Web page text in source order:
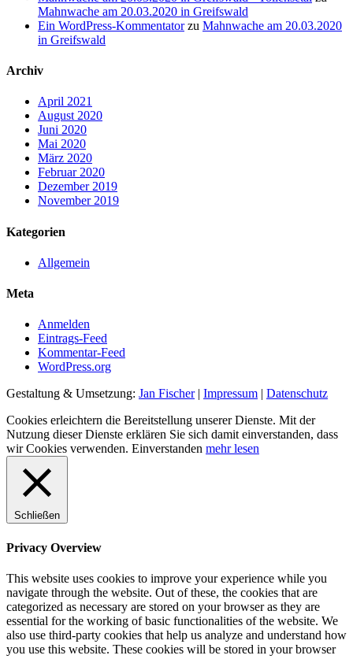
Mahnwache am 20.03.2020 in Greifswald
Ein WordPress-Kommentatorzu Mahnwache am 20.03.2020
in Greifswald
Archiv
April 2021
August 2020
Juni 2020
Mai 2020
März 2020
Februar 2020
Dezember 2019
November 2019
Kategorien
Allgemein
Meta
Anmelden
Eintrags-Feed
Kommentar-Feed
WordPress.org
Gestaltung & Umsetzung: Jan Fischer| Impressum
Datenschutz
Cookies erleichtern die Bereitstellung unserer Dienste. Mit der
Nutzung dieser Dienste erklären Sie sich damit einverstanden, dass
wir Cookies verwenden. Einverstanden mehr lesen
Schließen
Privacy Overview
This website uses cookies to improve your experience while you
navigate through the website. Out of these, the cookies that are
categorized as necessary are stored on your browser as they are
essential for the working of basic functionalities of the website. We
also use third-party cookies that help us analyze and understand how
you use this website. These cookies will be stored in your browser